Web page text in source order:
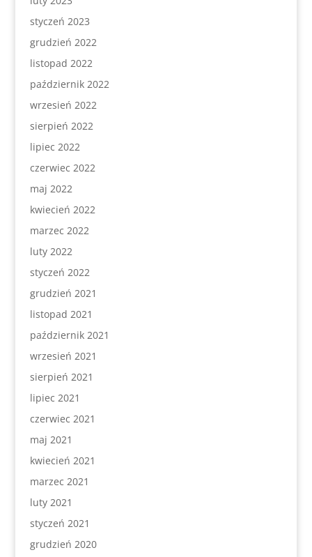
styczeń 2023
grudzień 2022
listopad 2022
październik 2022
wrzesień 2022
sierpień 2022
lipiec 2022
czerwiec 2022
maj 2022
kwiecień 2022
marzec 2022
luty 2022
styczeń 2022
grudzień 2021
listopad 2021
październik 2021
wrzesień 2021
sierpień 2021
lipiec 2021
czerwiec 2021
maj 2021
kwiecień 2021
marzec 2021
luty 2021
styczeń 2021
grudzień 2020